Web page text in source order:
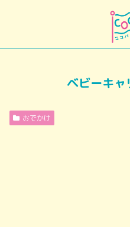
ベビーキ
おでかけ